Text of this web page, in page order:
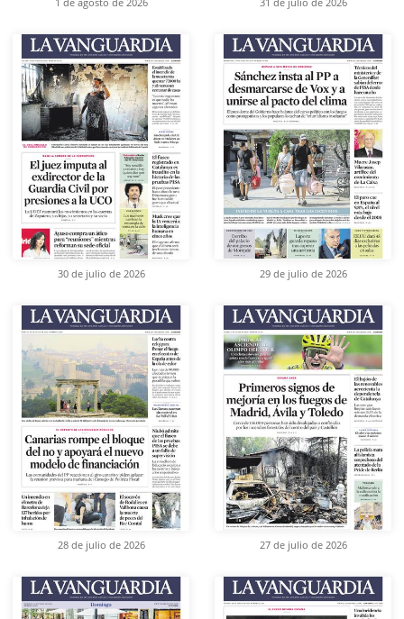
30 de julio de 2026 29 de julio de 2026
28 de julio de 2026 27 de julio de 2026